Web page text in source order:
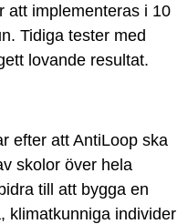
att implementeras i 10
Tidiga tester med
lovande resultat.
efter att AntiLoop ska
skolor över hela
till att bygga en
klimatkunniga individer